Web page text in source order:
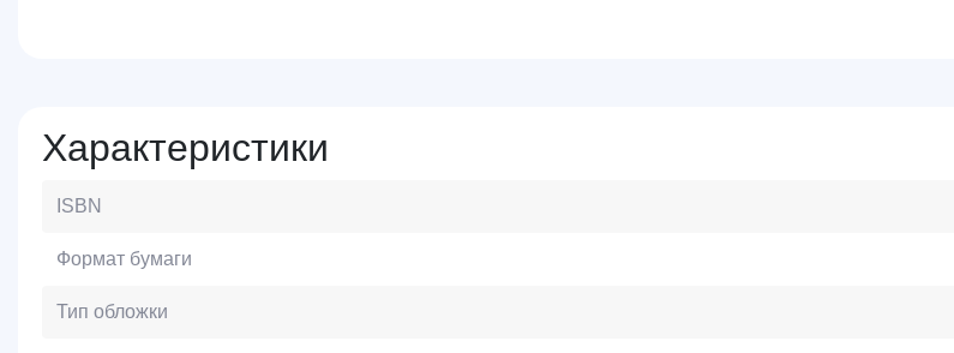
Характеристики
ISBN
Формат бумаги
Тип обложки